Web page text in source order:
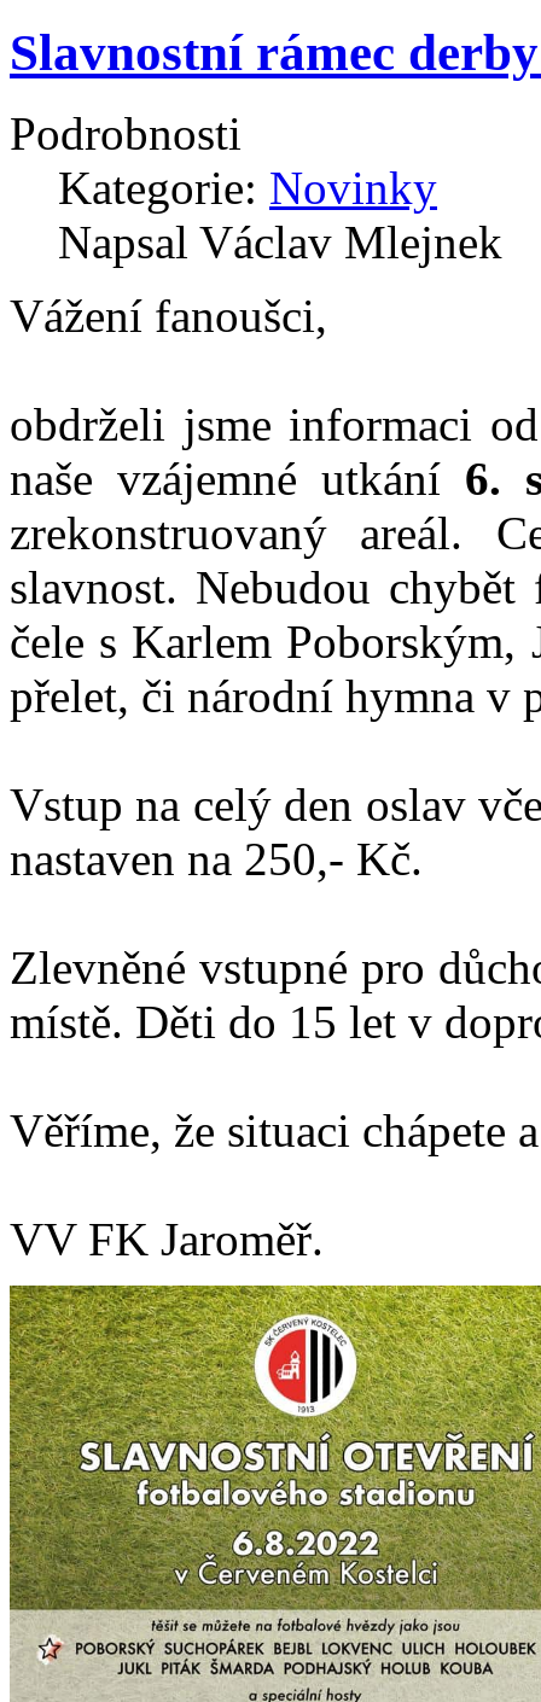
Slavnostní rámec
Podrobnosti
Kategorie: Novinky
Napsal Václav Mlejnek
Vážení fanoušci,
obdrželi jsme informaci
naše vzájemné utkání 6.
zrekonstruovaný areál.
slavnost. Nebudou
čele s Karlem Poborským,
přelet, či národní hymna v
Vstup na celý den oslav
nastaven na 250,- Kč.
Zlevněné vstupné pro
místě. Děti do 15 let v
Věříme, že situaci chápete
VV FK Jaroměř.